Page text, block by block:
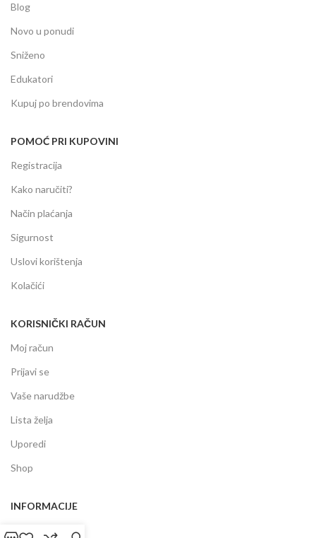
Blog
Novo u ponudi
Sniženo
Edukatori
Kupuj po brendovima
POMOĆ PRI KUPOVINI
Registracija
Kako naručiti?
Način plaćanja
Sigurnost
Uslovi korištenja
Kolačići
KORISNIČKI RAČUN
Moj račun
Prijavi se
Vaše narudžbe
Lista želja
Uporedi
Shop
INFORMACIJE
Prodajni centar